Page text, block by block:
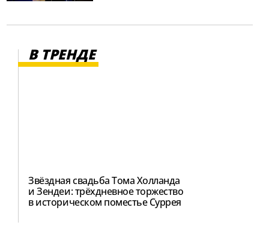
В ТРЕНДЕ
Звёздная свадьба Тома Холланда
и Зендеи: трёхдневное торжество
в историческом поместье Суррея